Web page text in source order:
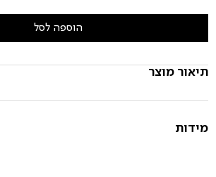
הוספה לסל
תיאור מוצר
מידות